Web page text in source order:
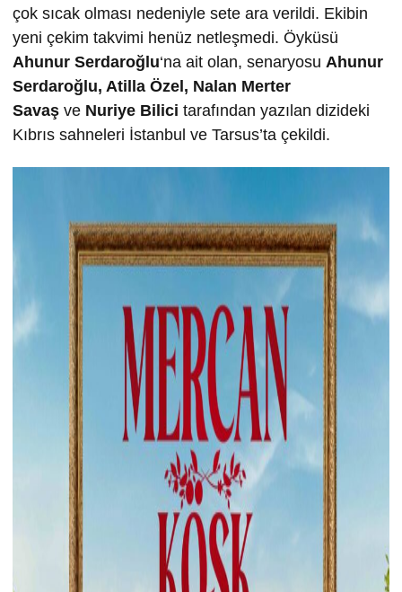
çok sıcak olması nedeniyle sete ara verildi. Ekibin
yeni çekim takvimi henüz netleşmedi. Öyküsü
Ahunur Serdaroğ lu‘na ait olan, senaryosu Ahunur
Serdaroğ lu, Atilla Özel, Nalan Merter
Savaş ve Nuriye Bilici tarafından yazılan dizideki
Kıbrıs sahneleri İstanbul ve Tarsus’ta çekildi.